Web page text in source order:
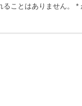
ことはありません。 *